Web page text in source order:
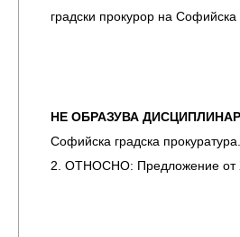
градски прокурор на Софийска
НЕ ОБРАЗУВА
Софийска градска прокуратура.
2. ОТНОСНО: Предложение от